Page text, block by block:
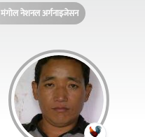
मंगोल नेशनल अर्गनाइजेसन